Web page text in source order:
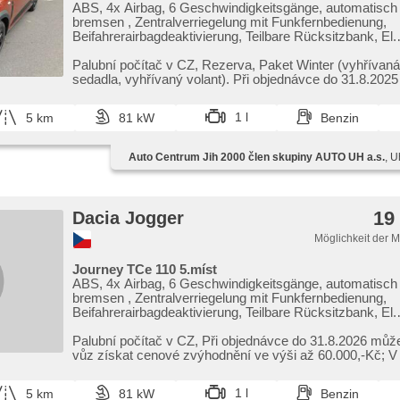
ABS, 4x Airbag, 6 Geschwindigkeitsgänge,
bremsen , Zentralverriegelung mit Funkfernbedienung,
Beifahrerairbagdeaktivierung, Teilbare Rücksitzbank, El.
Nebelscheinwerfer, Lenkrad einstellbar, Bordcomputer,
VI', Servolenkung, Vorderlichter LED,
Außenthermometer, beheizte Spiegel, isofix, Bluetooth,
svícení, asistent rozjezdu do kopce (HSA)
Palubní počítač v CZ,​ Rezerva,​ Paket Winter
sedadla,​ vyhřívaný volant). Při objednávce do
5 km 81 kW 1 l Benzin
Auto Centrum Jih 2000 člen skupiny AUTO UH a.s.,
Dacia Jogger 19
Möglichkeit der
Journey TCe 110 5.míst
ABS, 4x Airbag, 6 Geschwindigkeitsgänge,
bremsen , Zentralverriegelung mit Funkfernbedienung,
Beifahrerairbagdeaktivierung, Teilbare Rücksitzbank, El.
Nebelscheinwerfer, Lenkrad einstellbar, Bordcomputer,
VI', Servolenkung, Vorderlichter LED,
Außenthermometer, beheizte Spiegel, isofix, Bluetooth,
Palubní počítač v CZ,​ Při objednávce do 31.8.2026
vůz získat cenové zvýhodnění ve výši až 60.000,​​-Kč;​ V
5 km 81 kW 1 l Benzin